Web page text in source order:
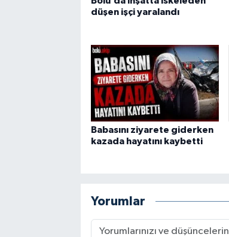
düşen işçi yaralandı
Babasını ziyarete giderken
kazada hayatını kaybetti
Yorumlar